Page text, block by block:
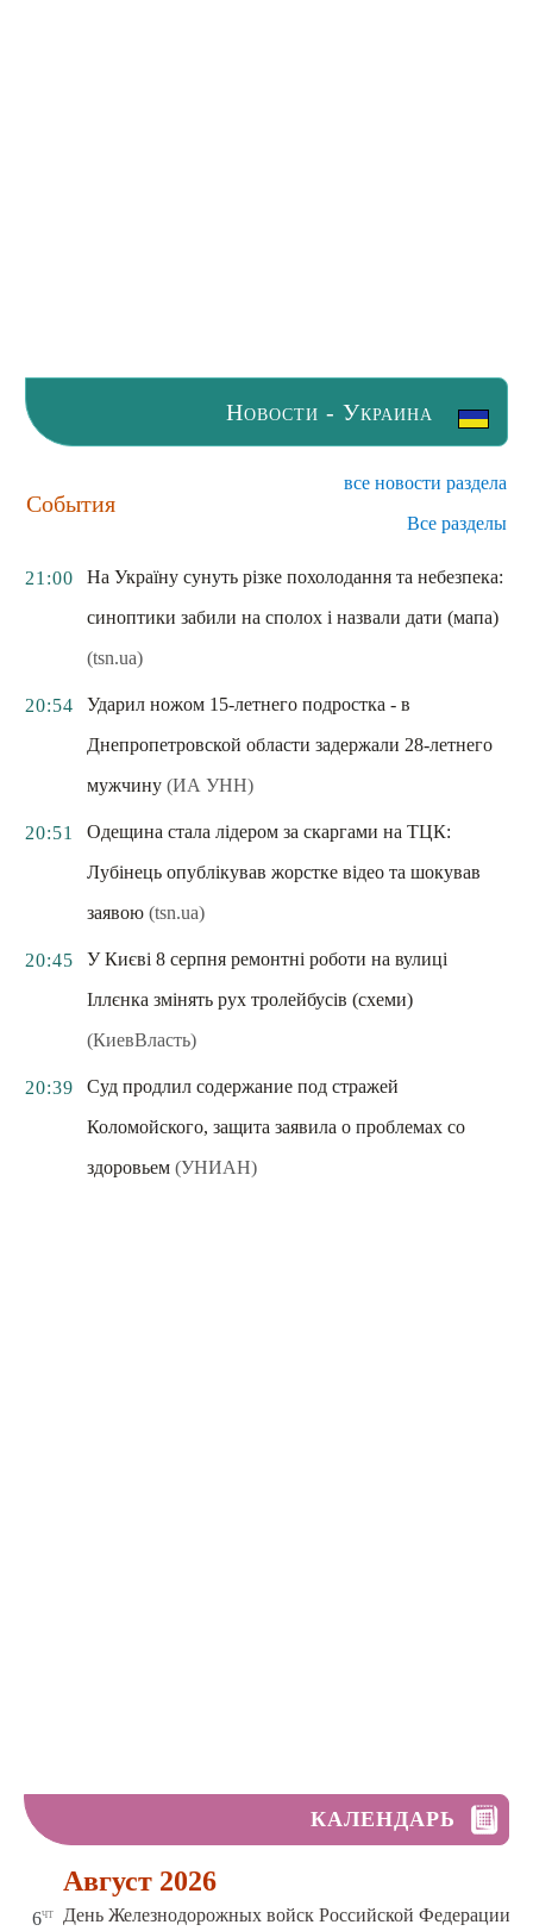
Новости - Украина
События
все новости раздела
Все разделы
21:00
На Україну сунуть різке похолодання та небезпека:
синоптики забили на сполох і назвали дати (мапа)
(tsn.ua)
20:54
Ударил ножом 15-летнего подростка - в
Днепропетровской области задержали 28-летнего
мужчину (ИА УНН)
20:51
Одещина стала лідером за скаргами на ТЦК:
Лубінець опублікував жорстке відео та шокував
заявою (tsn.ua)
20:45
У Києві 8 серпня ремонтні роботи на вулиці
Іллєнка змінять рух тролейбусів (схеми)
(КиевВласть)
20:39
Суд продлил содержание под стражей
Коломойского, защита заявила о проблемах со
здоровьем (УНИАН)
КАЛЕНДАРЬ
Август 2026
6чт День Железнодорожных войск Российской Федерации